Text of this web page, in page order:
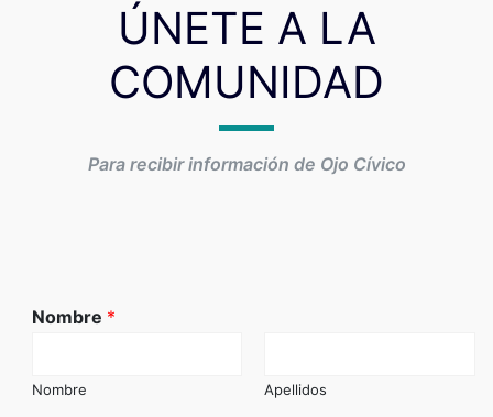
ÚNETE A LA
COMUNIDAD
Para recibir información de Ojo Cívico
Nombre *
Nombre Apellidos